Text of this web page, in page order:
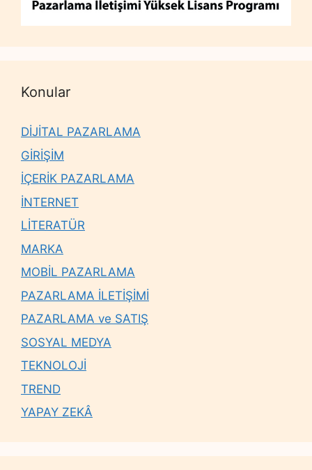
Konular
DİJİTAL PAZARLAMA
GİRİŞİM
İÇERİK PAZARLAMA
İNTERNET
LİTERATÜR
MARKA
MOBİL PAZARLAMA
PAZARLAMA İLETİŞİMİ
PAZARLAMA ve SATIŞ
SOSYAL MEDYA
TEKNOLOJİ
TREND
YAPAY ZEKÂ